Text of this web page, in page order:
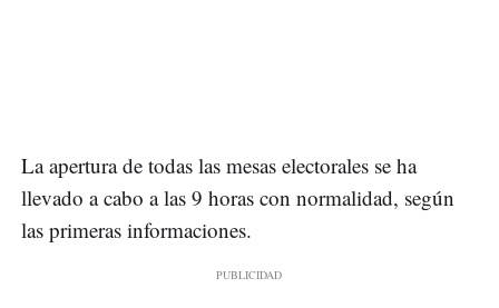
La apertura de todas las mesas electorales se ha
llevado a cabo a las 9 horas con normalidad, según
las primeras informaciones.